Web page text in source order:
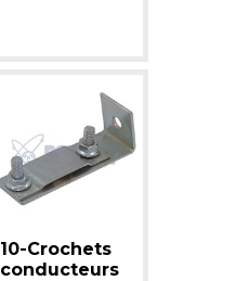
10-Crochets
conducteurs